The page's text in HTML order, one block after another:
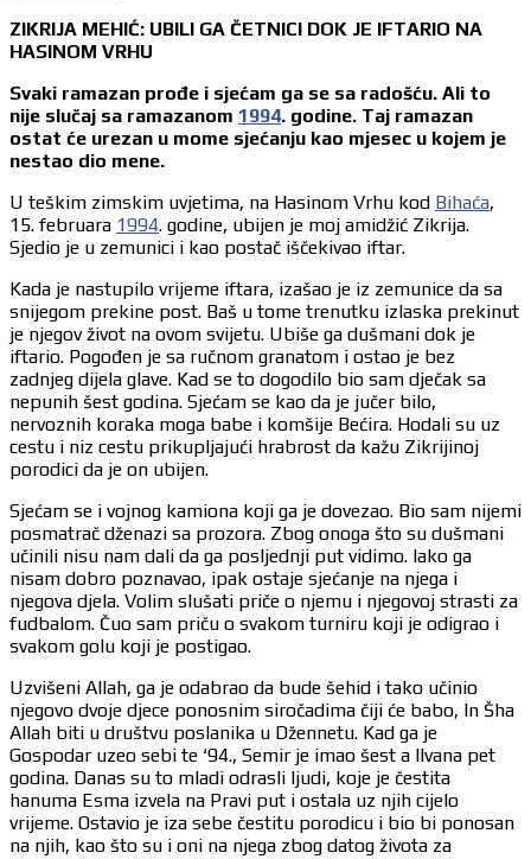
ZIKRIJA MEHIĆ: UBILI GA ČETNICI DOK JE IFTARIO NA
HASINOM VRHU
Svaki ramazan prođe i sjećam ga se sa radošću. Ali to
nije slučaj sa ramazanom 1994. godine. Taj ramazan
ostat će urezan u mome sjećanju kao mjesec u kojem je
nestao dio mene.
U teškim zimskim uvjetima, na Hasinom Vrhu kod Bihaća,
15. februara 1994. godine, ubijen je moj amidžić Zikrija.
Sjedio je u zemunici i kao postač iščekivao iftar.
Kada je nastupilo vrijeme iftara, izašao je iz zemunice da sa
snijegom prekine post. Baš u tome trenutku izlaska prekinut
je njegov život na ovom svijetu. Ubiše ga dušmani dok je
iftario. Pogođen je sa ručnom granatom i ostao je bez
zadnjeg dijela glave. Kad se to dogodilo bio sam dječak sa
nepunih šest godina. Sjećam se kao da je jučer bilo,
nervoznih koraka moga babe i komšije Bećira. Hodali su uz
cestu i niz cestu prikupljajući hrabrost da kažu Zikrijinoj
porodici da je on ubijen.
Sjećam se i vojnog kamiona koji ga je dovezao. Bio sam nijemi
posmatrač dženazi sa prozora. Zbog onoga što su dušmani
učinili nisu nam dali da ga posljednji put vidimo. Iako ga
nisam dobro poznavao, ipak ostaje sjećanje na njega i
njegova djela. Volim slušati priče o njemu i njegovoj strasti za
fudbalom. Čuo sam priču o svakom turniru koji je odigrao i
svakom golu koji je postigao.
Uzvišeni Allah, ga je odabrao da bude šehid i tako učinio
njegovo dvoje djece ponosnim siročadima čiji će babo, In Šha
Allah biti u društvu poslanika u Džennetu. Kad ga je
Gospodar uzeo sebi te ‘94., Semir je imao šest a Ilvana pet
godina. Danas su to mladi odrasli ljudi, koje je čestita
hanuma Esma izvela na Pravi put i ostala uz njih cijelo
vrijeme. Ostavio je iza sebe čestitu porodicu i bio bi ponosan
na njih, kao što su i oni na njega zbog datog života za